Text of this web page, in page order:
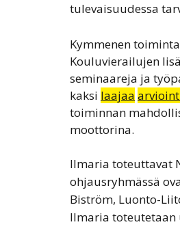
tulevaisuudessa
Kymmenen
Kouluvierailujen
seminaareja ja
kaksi laajaa
toiminnan
moottorina.
llmaria toteuttavat
ohjausryhmässä
Biström, Luonto-
Ilmaria toteutetaan